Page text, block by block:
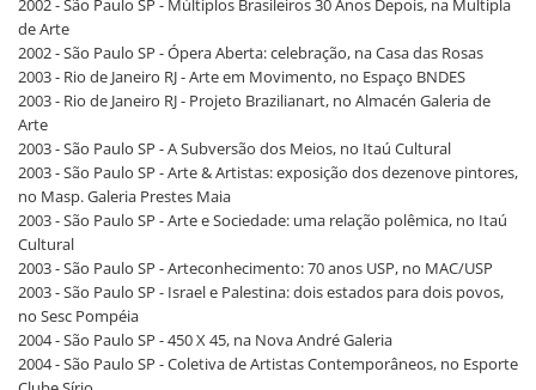
2002 - São Paulo SP - Múltiplos Brasileiros 30 Anos Depois, na Multipla
de Arte
2002 - São Paulo SP - Ópera Aberta: celebração, na Casa das Rosas
2003 - Rio de Janeiro RJ - Arte em Movimento, no Espaço BNDES
2003 - Rio de Janeiro RJ - Projeto Brazilianart, no Almacén Galeria de
Arte
2003 - São Paulo SP - A Subversão dos Meios, no Itaú Cultural
2003 - São Paulo SP - Arte & Artistas: exposição dos dezenove pintores,
no Masp. Galeria Prestes Maia
2003 - São Paulo SP - Arte e Sociedade: uma relação polêmica, no Itaú
Cultural
2003 - São Paulo SP - Arteconhecimento: 70 anos USP, no MAC/USP
2003 - São Paulo SP - Israel e Palestina: dois estados para dois povos,
no Sesc Pompéia
2004 - São Paulo SP - 450 X 45, na Nova André Galeria
2004 - São Paulo SP - Coletiva de Artistas Contemporâneos, no Esporte